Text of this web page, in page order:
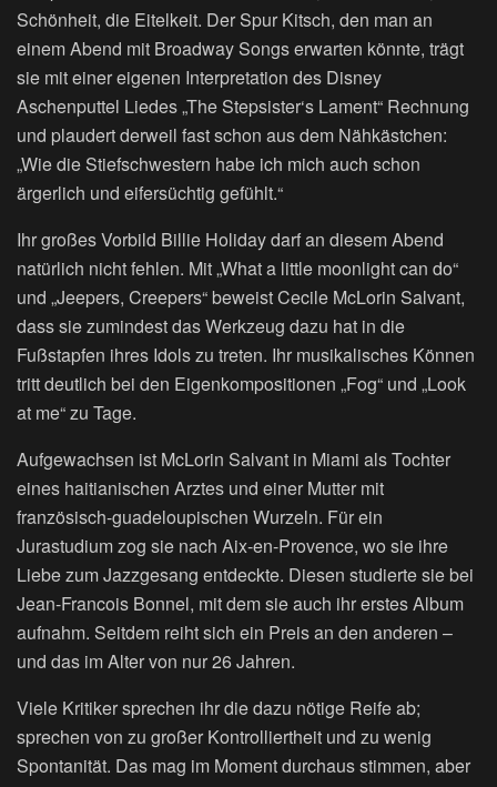
Schönheit, die Eitelkeit. Der Spur Kitsch, den man an
einem Abend mit Broadway Songs erwarten könnte, trägt
sie mit einer eigenen Interpretation des Disney
Aschenputtel Liedes „The Stepsister‘s Lament“ Rechnung
und plaudert derweil fast schon aus dem Nähkästchen:
„Wie die Stiefschwestern habe ich mich auch schon
ärgerlich und eifersüchtig gefühlt.“
Ihr großes Vorbild Billie Holiday darf an diesem Abend
natürlich nicht fehlen. Mit „What a little moonlight can do“
und „Jeepers, Creepers“ beweist Cecile McLorin Salvant,
dass sie zumindest das Werkzeug dazu hat in die
Fußstapfen ihres Idols zu treten. Ihr musikalisches Können
tritt deutlich bei den Eigenkompositionen „Fog“ und „Look
at me“ zu Tage.
Aufgewachsen ist McLorin Salvant in Miami als Tochter
eines haitianischen Arztes und einer Mutter mit
französisch-guadeloupischen Wurzeln. Für ein
Jurastudium zog sie nach Aix-en-Provence, wo sie ihre
Liebe zum Jazzgesang entdeckte. Diesen studierte sie bei
Jean-Francois Bonnel, mit dem sie auch ihr erstes Album
aufnahm. Seitdem reiht sich ein Preis an den anderen –
und das im Alter von nur 26 Jahren.
Viele Kritiker sprechen ihr die dazu nötige Reife ab;
sprechen von zu großer Kontrolliertheit und zu wenig
Spontanität. Das mag im Moment durchaus stimmen, aber